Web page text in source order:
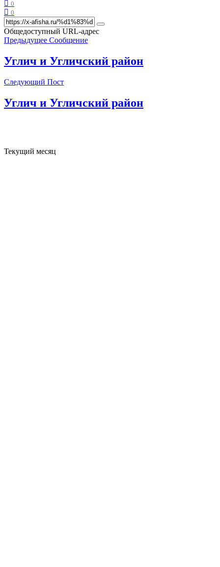
0
0
Общедоступный URL-адрес
Предыдущее Сообщение
Углич и Угличский район
Следующий Пост
Углич и Угличский район
Текущий месяц